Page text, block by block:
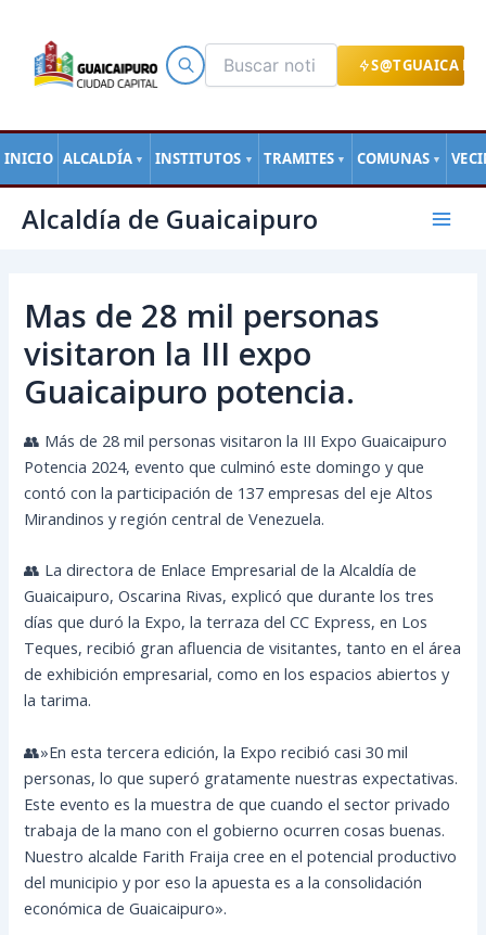
S@TGUAICA
INICIO ALCALDÍA ▼ INSTITUTOS ▼ TRAMITES ▼ COMUNAS ▼
contenido
Alcaldía de Guaicaipuro
Main
Mas de 28 mil personas
visitaron la III expo
Guaicaipuro potencia.
👥 Más de 28 mil personas visitaron la III Expo Guaicaipuro
Potencia 2024, evento que culminó este domingo y que
contó con la participación de 137 empresas del eje Altos
Mirandinos y región central de Venezuela.
👥 La directora de Enlace Empresarial de la Alcaldía de
Guaicaipuro, Oscarina Rivas, explicó que durante los tres
días que duró la Expo, la terraza del CC Express, en Los
Teques, recibió gran afluencia de visitantes, tanto en el área
de exhibición empresarial, como en los espacios abiertos y
la tarima.
👥»En esta tercera edición, la Expo recibió casi 30 mil
personas, lo que superó gratamente nuestras expectativas.
Este evento es la muestra de que cuando el sector privado
trabaja de la mano con el gobierno ocurren cosas buenas.
Nuestro alcalde Farith Fraija cree en el potencial productivo
del municipio y por eso la apuesta es a la consolidación
económica de Guaicaipuro».
de